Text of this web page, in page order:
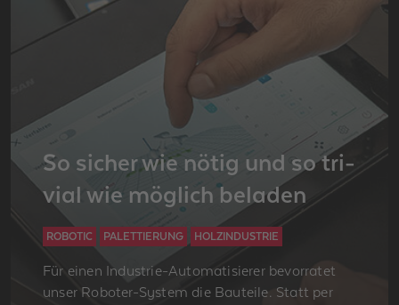
So si­cher wie nötig und so tri­
vi­al wie mög­lich be­la­den
ROBOTIC PALETTIERUNG HOLZINDUSTRIE
Für einen In­dus­trie-Au­to­ma­ti­sie­rer be­vor­ra­tet
unser Ro­bo­ter-Sys­tem die Bau­tei­le. Statt per